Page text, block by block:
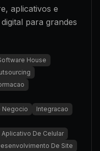
aplicativos e
para grandes
House
Negocio
Integracao
Aplicativo De Celular
De Site